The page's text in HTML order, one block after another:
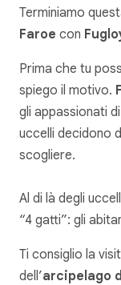
Terminiamo
Faroe con
Prima che tu
spiego il motivo.
gli appassionati di
uccelli decidono
scogliere.
Al di là degli
“4 gatti”: gli
Ti consiglio la
dell’arcipelago